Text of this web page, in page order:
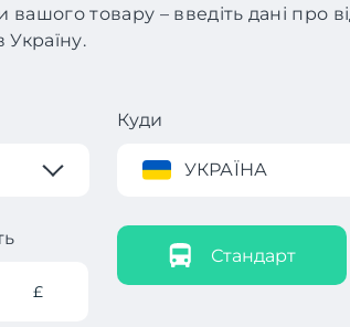
вашого товару – введіть дані про
Україну.
Куди
УКРАЇНА
£
Стандарт